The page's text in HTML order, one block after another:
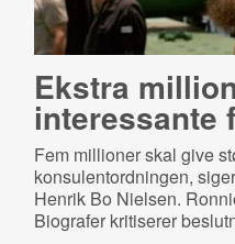
Ekstra
interessante
Fem millioner skal give
konsulentordningen,
Henrik Bo Nielsen.
Biografer kritiserer